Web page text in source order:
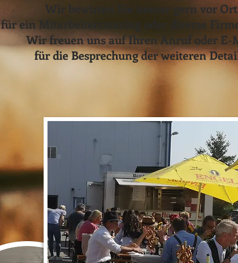
Wir bewirten Sie immer gern vor Ort
für ein Mitarbeitercatering oder diverse
Wir freuen uns auf Ihren Anruf oder E-
für die Besprechung der weiteren